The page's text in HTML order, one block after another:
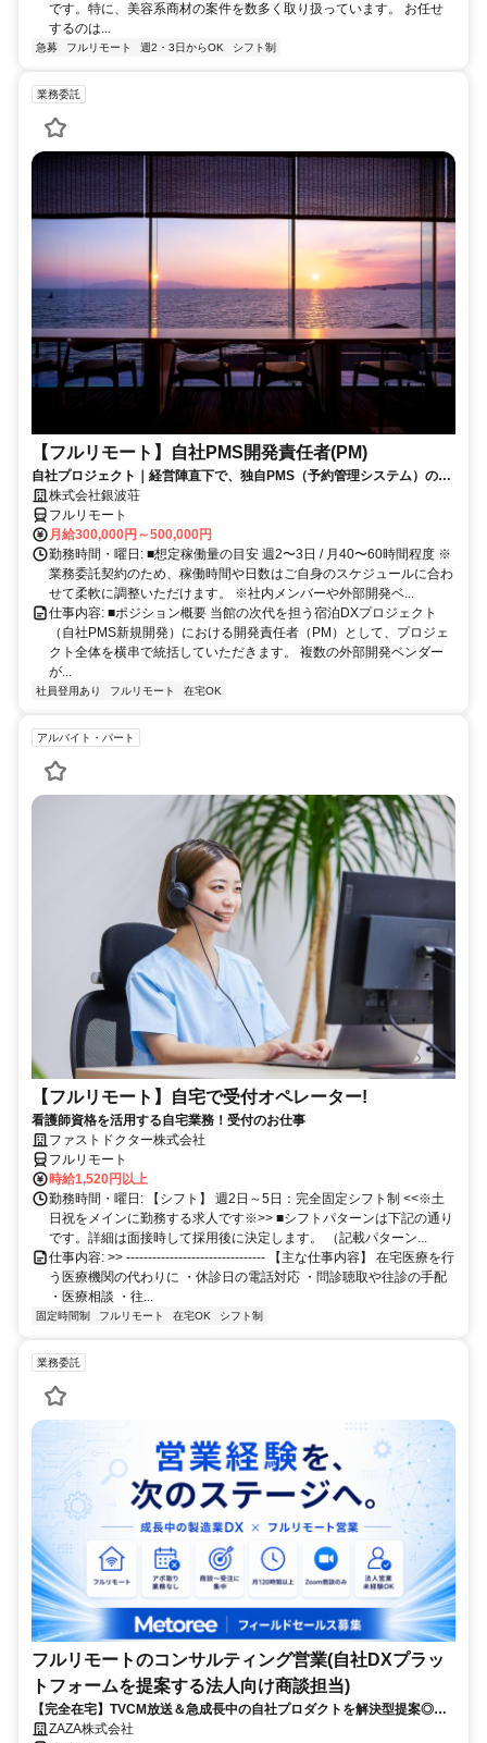
です。特に、美容系商材の案件を数多く取り扱っています。 お任せ
するのは...
急募 フルリモート 週2・3日からOK シフト制
業務委託
【フルリモート】自社PMS開発責任者(PM)
自社プロジェクト｜経営陣直下で、独自PMS（予約管理システム）の新
規開発を統括
株式会社銀波荘
フルリモート
月給300,000円～500,000円
勤務時間・曜日: ■想定稼働量の目安 週2〜3日 / 月40〜60時間程度 ※
業務委託契約のため、稼働時間や日数はご自身のスケジュールに合わ
せて柔軟に調整いただけます。 ※社内メンバーや外部開発ベ...
仕事内容: ■ポジション概要 当館の次代を担う宿泊DXプロジェクト
（自社PMS新規開発）における開発責任者（PM）として、プロジェ
クト全体を横串で統括していただきます。 複数の外部開発ベンダー
が...
社員登用あり フルリモート 在宅OK
アルバイト・パート
【フルリモート】自宅で受付オペレーター!
看護師資格を活用する自宅業務！受付のお仕事
ファストドクター株式会社
フルリモート
時給1,520円以上
勤務時間・曜日: 【シフト】 週2日～5日：完全固定シフト制 <<※土
日祝をメインに勤務する求人です※>> ■シフトパターンは下記の通り
です。詳細は面接時して採用後に決定します。 （記載パターン...
仕事内容: >> -------------------------------- 【主な仕事内容】 在宅医療を行
う医療機関の代わりに ・休診日の電話対応 ・問診聴取や往診の手配
・医療相談 ・往...
固定時間制 フルリモート 在宅OK シフト制
業務委託
フルリモートのコンサルティング営業(自社DXプラッ
トフォームを提案する法人向け商談担当)
【完全在宅】TVCM放送＆急成長中の自社プロダクトを解決型提案◎受
注実績から毎月単価アップ│20～40代中心の営業チーム
ZAZA株式会社